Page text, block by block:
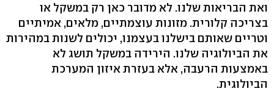
ואת הבריאות שלנו. לא מדובר כאן רק במשקל או
בצריכה קלורית. מזונות עוצמתיים, מלאים, אמיתיים
וטריים שאותם בישלנו בעצמנו, יכולים לשנות במהירות
את הביולוגיה שלנו. הירידה במשקל תושג לא
באמצעות הרעבה, אלא בעזרת איזון המערכת
הביולוגית.